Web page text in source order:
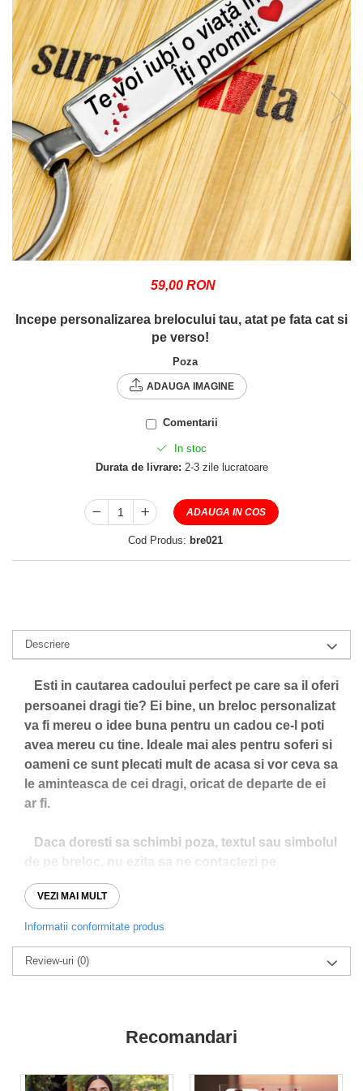
59,00 RON
Incepe personalizarea brelocului tau, atat pe fata cat si
pe verso!
Poza
ADAUGA IMAGINE
Comentarii
In stoc
Durata de livrare: 2-3 zile lucratoare
ADAUGA IN COS
Cod Produs: bre021
Descriere
Esti in cautarea cadoului perfect pe care sa il oferi
persoanei dragi tie? Ei bine, un breloc personalizat
va fi mereu o idee buna pentru un cadou ce-l poti
avea mereu cu tine. Ideale mai ales pentru soferi si
oameni ce sunt plecati mult de acasa si vor ceva sa
le aminteasca de cei dragi, oricat de departe de ei
ar fi.
Daca doresti sa schimbi poza, textul sau simbolul
de pe breloc, nu ezita sa ne contactezi pe
WhatsApp la numarul (0760831767), unde poti sa
ne si lasi un mesaj pentru initierea unei comenzi.
Print-ul de pe breloc este complet personalizabil la
In rubrica "Comentarii" puteti adauga detalii
Comanda o poti lasa si pe Whatsapp
VEZI MAI MULT
Informatii conformitate produs
Review-uri (0)
Recomandari